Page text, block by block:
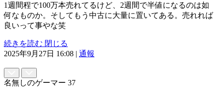
1週間程で100万本売れてるけど、2週間で半値になるのは如
何なものか。そしてもう中古に大量に置いてある。売れれば
良いって事やな笑
続きを読む 閉じる
2025年9月27日 16:08 | 通報
名無しのゲーマー 37